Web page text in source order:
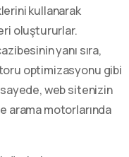
kullanarak
oluştururlar.
yanı sıra,
optimizasyonu gibi
web sitenizin
arama motorlarında